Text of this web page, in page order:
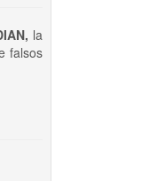
la
falsos